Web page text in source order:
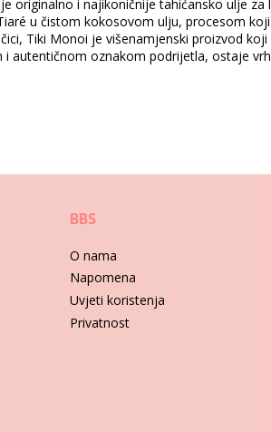
pribor koji nije uključen)
120Ml
originalno i najikoničnije tahićansko ulje
u čistom kokosovom ulju, procesom
Tiki Monoi je višenamjenski proizvod
autentičnom oznakom podrijetla, ostaje
BBS
O nama
Napomena
Uvjeti koristenja
Privatnost